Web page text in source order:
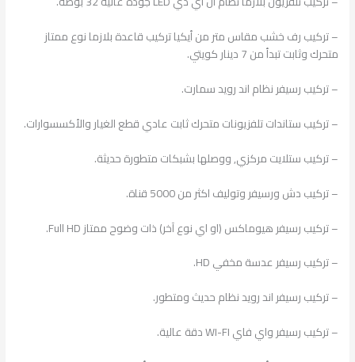
– تركيب رف خشب مقاس متر من أيكيا تركيب قاعدة بلازما نوع ممتاز
متحرك وثابت تبدأ من 7 دينار كويتي.
– تركيب رسيفر نظام اند رويد سمارت.
– تركيب ستاندات تلفزيونات متحرك ثابت عادي قطع الغيار والأكسسوارات.
– تركيب ستلايت مركزي, ووصلها بشبكات متطورة حديثة.
– تركيب دش ورسيفر وتوليف اكثر من 5000 قناة.
– تركيب رسيفر هيوماكس (او اي نوع آخر) ذات وضوح ممتاز Full HD.
– تركيب رسيفر عدسة مخفي HD.
– تركيب رسيفر اند رويد نظام حديث ومتطور.
– تركيب رسيفر واي فاي WI-FI دقة عالية.